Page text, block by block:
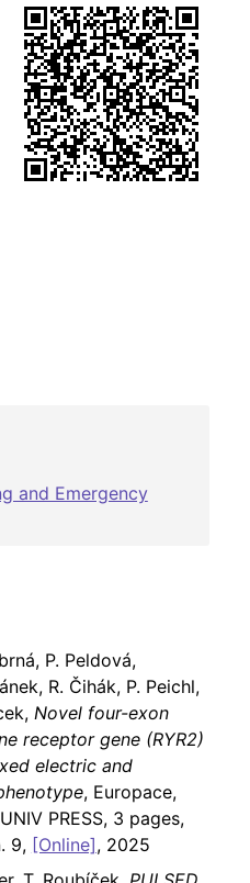
and Emergency
P. Peldová,
R. Čihák, P. Peichl,
Novel four-exon
receptor gene (RYR2)
electric and
, Europace,
PRESS, 3 pages,
9, [Online], 2025